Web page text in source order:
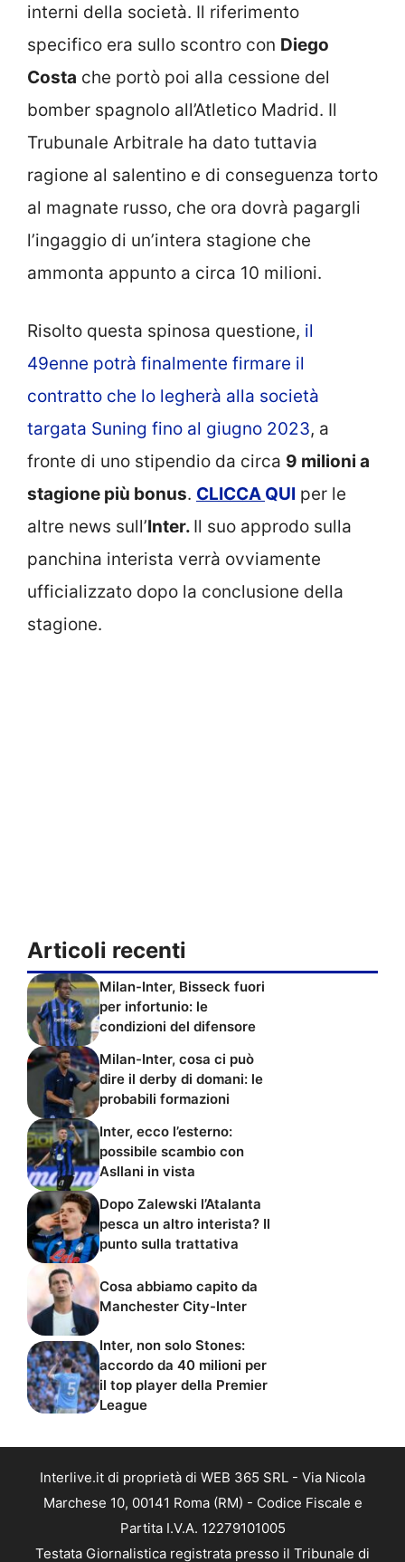
interni della società. Il riferimento
specifico era sullo scontro con Diego
Costa che portò poi alla cessione del
bomber spagnolo all’Atletico Madrid. Il
Trubunale Arbitrale ha dato tuttavia
ragione al salentino e di conseguenza torto
al magnate russo, che ora dovrà pagargli
l’ingaggio di un’intera stagione che
ammonta appunto a circa 10 milioni.
Risolto questa spinosa questione, il
49enne potrà finalmente firmare il
contratto che lo legherà alla società
targata Suning fino al giugno 2023, a
fronte di uno stipendio da circa 9 milioni a
stagione più bonus. CLICCA QUI per le
altre news sull’Inter. Il suo approdo sulla
panchina interista verrà ovviamente
ufficializzato dopo la conclusione della
stagione.
Articoli recenti
Milan-Inter, Bisseck fuori
per infortunio: le
condizioni del difensore
Milan-Inter, cosa ci può
dire il derby di domani: le
probabili formazioni
Inter, ecco l’esterno:
possibile scambio con
Asllani in vista
Dopo Zalewski l’Atalanta
pesca un altro interista? Il
punto sulla trattativa
Cosa abbiamo capito da
Manchester City-Inter
Inter, non solo Stones:
accordo da 40 milioni per
il top player della Premier
League
Interlive.it di proprietà di WEB 365 SRL - Via Nicola
Marchese 10, 00141 Roma (RM) - Codice Fiscale e
Partita I.V.A. 12279101005
Testata Giornalistica registrata presso il Tribunale di